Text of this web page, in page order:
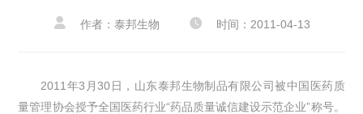
 作者：泰邦生物  时间：2011-04-13
2011年3月30日，山东泰邦生物制品有限公司被中国医药质
量管理协会授予全国医药行业“药品质量诚信建设示范企业”称号。